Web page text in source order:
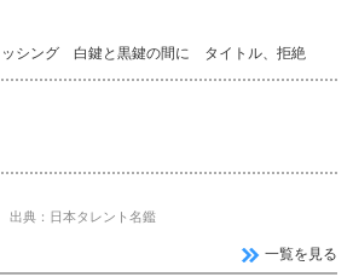
シング 白鍵と黒鍵の間に タイトル、拒絶
出典：日本タレント名鑑
一覧を見る